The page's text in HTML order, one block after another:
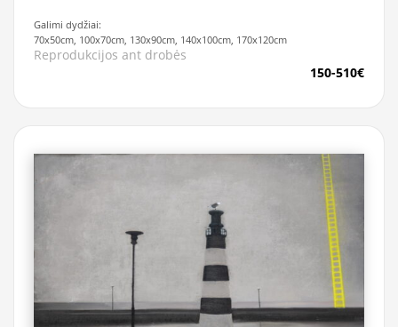
Galimi dydžiai:
70x50cm, 100x70cm, 130x90cm, 140x100cm, 170x120cm
Reprodukcijos ant drobės
150-510€